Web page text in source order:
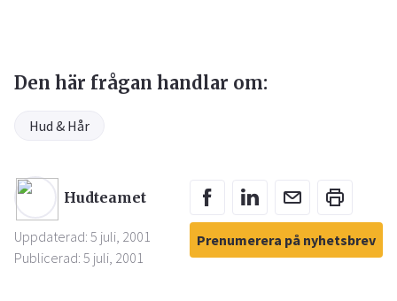
Den här frågan handlar om:
Hud & Hår
Hudteamet
Uppdaterad: 5 juli, 2001
Publicerad: 5 juli, 2001
Prenumerera på nyhetsbrev